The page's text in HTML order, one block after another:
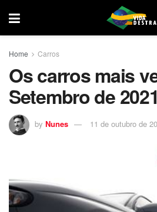
Home Carros
Os carros mais
Setembro de 2021
by Nunes 11 de outubro de